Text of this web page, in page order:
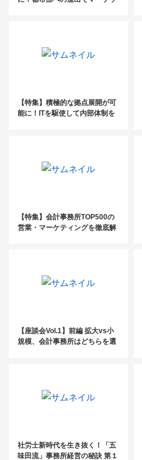
【特集】積極的な拠点展開が可
能に！ITを駆使して内部体制を
【特集】会計事務所TOP500の
営業・マーケティングを徹底解
【座談会Vol.1】前編 拡大vs小
規模、会計事務所はどちらを選
社労士新時代を生き抜く！「五
味田流」事務所経営の秘訣 第１